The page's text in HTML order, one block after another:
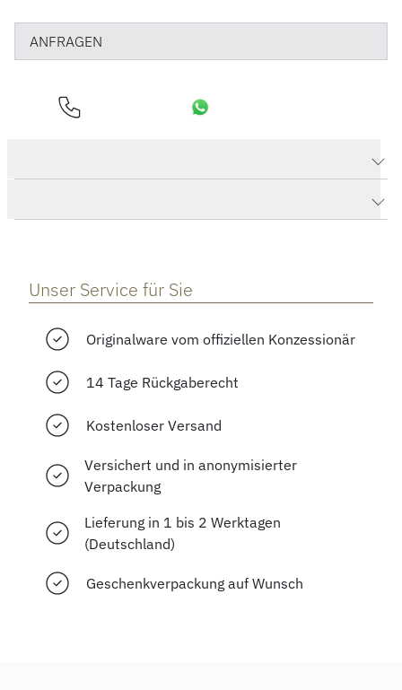
ANFRAGEN
Unser Service für Sie
Originalware vom offiziellen Konzessionär
14 Tage Rückgaberecht
Kostenloser Versand
Versichert und in anonymisierter
Verpackung
Lieferung in 1 bis 2 Werktagen
(Deutschland)
Geschenkverpackung auf Wunsch